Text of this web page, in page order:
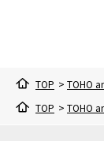
TOP > TOHO
TOP > TOHO